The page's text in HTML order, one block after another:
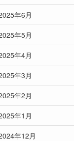
年6月
年5月
年4月
年3月
年2月
年1月
年12月